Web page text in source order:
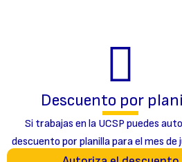
Descuento por
Si trabajas en la UCSP puedes
descuento por planilla para el mes de